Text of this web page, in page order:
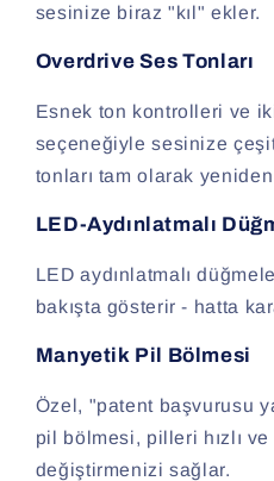
sesinize biraz "kıl" ekler.
Overdrive Ses Tonları
Esnek ton kontrolleri ve
seçeneğiyle sesinize
tonları tam olarak
LED-Aydınlatmalı
LED aydınlatmalı
bakışta gösterir - hatta
Manyetik Pil Bölmesi
Özel, "patent başvurusu
pil bölmesi, pilleri hızlı
değiştirmenizi sağlar.